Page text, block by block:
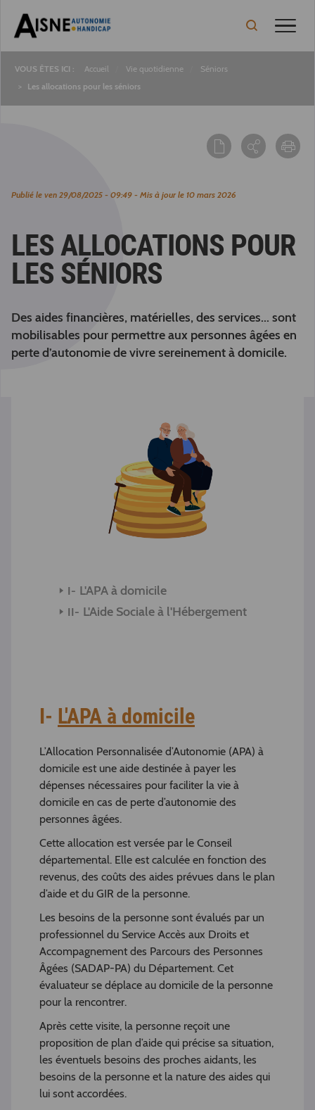
Fil
Accueil Vie quotidienne
Séniors
Les allocations pour les séniors
Publié le ven 29/08/2025 - 09:49 - Mis à jour le 10 mars 2026
LES ALLOCATIONS POUR
LES SÉNIORS
Des aides financières, matérielles, des services... sont
mobilisables pour permettre aux personnes âgées en
perte d’autonomie de vivre sereinement à domicile.
L'APA à domicile
L'Aide Sociale à l'Hébergement
I- L'APA à domicile
L’Allocation Personnalisée d’Autonomie (APA) à
domicile est une aide destinée à payer les
dépenses nécessaires pour faciliter la vie à
domicile en cas de perte d’autonomie des
personnes âgées.
Cette allocation est versée par le Conseil
départemental. Elle est calculée en fonction des
revenus, des coûts des aides prévues dans le plan
d’aide et du GIR de la personne.
Les besoins de la personne sont évalués par un
professionnel du Service Accès aux Droits et
Accompagnement des Parcours des Personnes
Âgées (SADAP-PA) du Département. Cet
évaluateur se déplace au domicile de la personne
pour la rencontrer.
Après cette visite, la personne reçoit une
proposition de plan d’aide qui précise sa situation,
les éventuels besoins des proches aidants, les
besoins de la personne et la nature des aides qui
lui sont accordées.